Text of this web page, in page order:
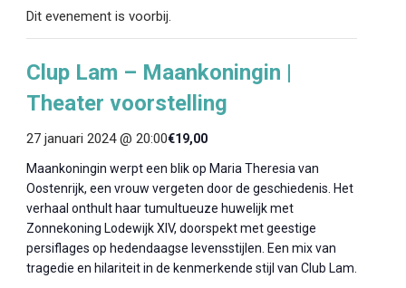
Dit evenement is voorbij.
Clup Lam – Maankoningin |
Theater voorstelling
27 januari 2024 @ 20:00€19,00
Maankoningin werpt een blik op Maria Theresia van
Oostenrijk, een vrouw vergeten door de geschiedenis. Het
verhaal onthult haar tumultueuze huwelijk met
Zonnekoning Lodewijk XIV, doorspekt met geestige
persiflages op hedendaagse levensstijlen. Een mix van
tragedie en hilariteit in de kenmerkende stijl van Club Lam.